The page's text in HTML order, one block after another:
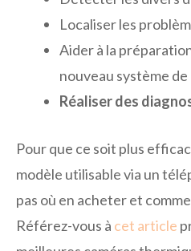
Localiser les
Aider à la
nouveau système
Réaliser des
Pour que ce soit plus
modèle utilisable via un
pas où en acheter et
Référez-vous à cet article